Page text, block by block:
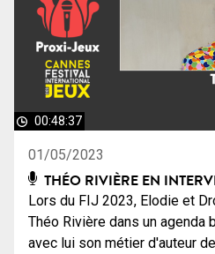
00:48:37
01/05/2023
THÉO RIVIÈRE EN
Lors du FIJ 2023, Elodie et
Théo Rivière dans un agenda
avec lui son métier d'auteur